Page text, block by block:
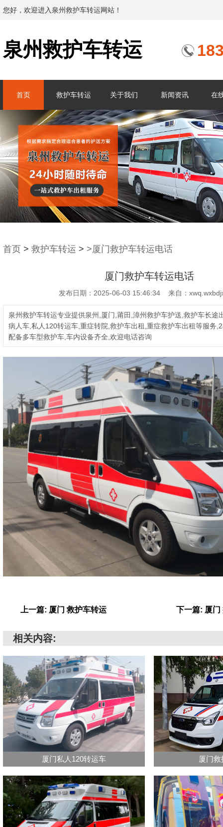
您好，欢迎进入泉州救护车转运网站！
泉州救护车转运
首页 救护车转运 关于我们 新闻资讯 在
首页 > 救护车转运 > >厦门救护车转运电话
厦门救护车转运电话
发布日期：2025-06-03 15:46:34 来自：
泉州救护车转运专业提供泉州,厦门,莆田,漳州救护车护送,救护车长途
病人车,私人120转运车,重症转院,救护车出租,重症救护车出租等服务
配备多车型救护车,车内设备齐全,欢迎电话咨询
上一篇: 厦门 救护车转运 下一篇: 厦门
相关内容:
厦门私人120转运车 厦门